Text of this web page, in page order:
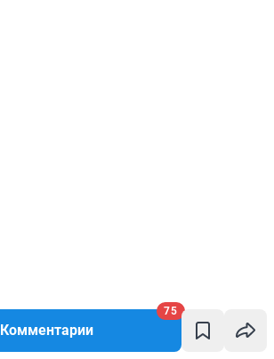
Комментарии
75